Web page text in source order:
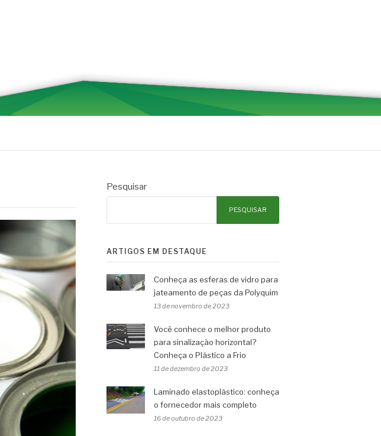
Pesquisar
PESQUISAR
ARTIGOS EM DESTAQUE
Conheça as esferas de vidro para
jateamento de peças da Polyquim
13 de novembro de 2023
Você conhece o melhor produto
para sinalização horizontal?
Conheça o Plástico a Frio
11 de dezembro de 2023
Laminado elastoplástico: conheça
o fornecedor mais completo
16 de outubro de 2023